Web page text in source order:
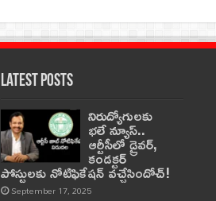
Latest Posts
నిరుద్యోగులకు
భలే న్యూస్..
ఆర్టీసీలో డ్రైవర్,
కండక్టర్‌
పోస్టులకు నోటిఫికేషన్‌ వచ్చేసిందోచ్‌!
September 17, 2025